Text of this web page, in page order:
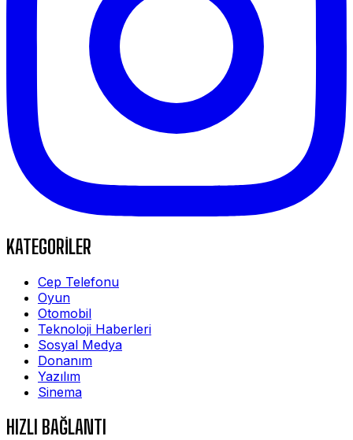
KATEGORİLER
Cep Telefonu
Oyun
Otomobil
Teknoloji Haberleri
Sosyal Medya
Donanım
Yazılım
Sinema
HIZLI BAĞLANTI